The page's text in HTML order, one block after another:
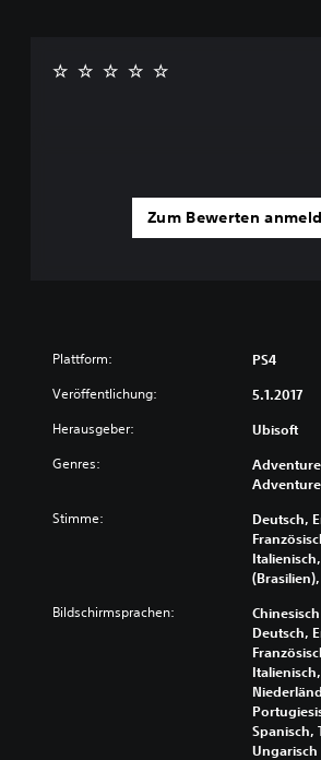
Zum Bewerten
Plattform: PS4
Veröffentlichung: 5.1.2017
Herausgeber: Ubisoft
Genres:
Adventure
Stimme:
Deutsch,
Bildschirmsprachen:
Deutsch,
Spanisch,
Ungarisch